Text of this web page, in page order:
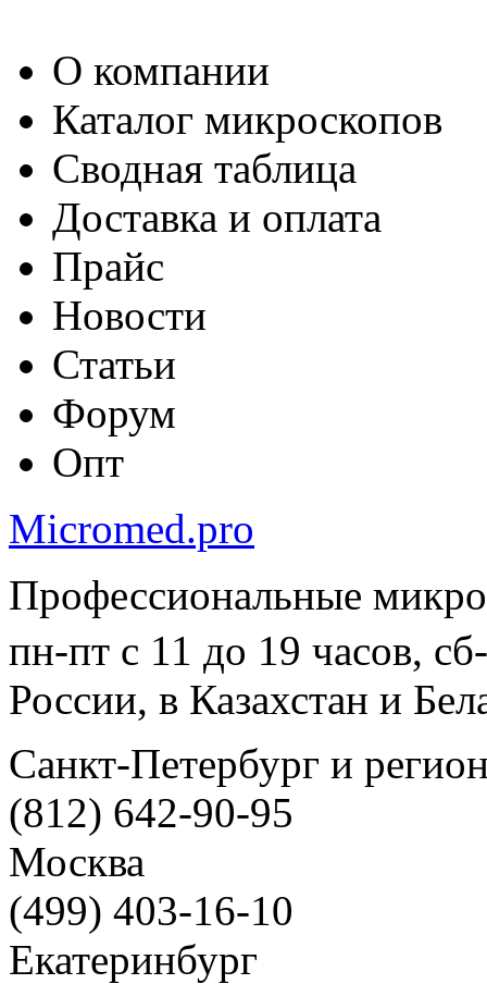
О компании
Каталог микроскопов
Сводная таблица
Доставка и оплата
Прайс
Новости
Статьи
Форум
Опт
Micromed.pro
Профессиональные
пн-пт с 11 до 19 часов,
России, в Казахстан и
Санкт-Петербург и
(812) 642-90-95
Москва
(499) 403-16-10
Екатеринбург